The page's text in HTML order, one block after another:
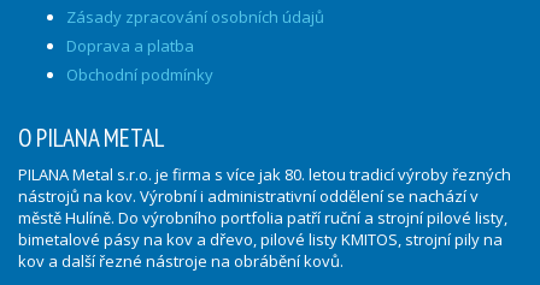
Zásady zpracování osobních údajů
Doprava a platba
Obchodní podmínky
O PILANA METAL
PILANA Metal s.r.o. je firma s více jak 80. letou tradicí výroby řezných
nástrojů na kov. Výrobní i administrativní oddělení se nachází v
městě Hulíně. Do výrobního portfolia patří ruční a strojní pilové listy,
bimetalové pásy na kov a dřevo, pilové listy KMITOS, strojní pily na
kov a další řezné nástroje na obrábění kovů.